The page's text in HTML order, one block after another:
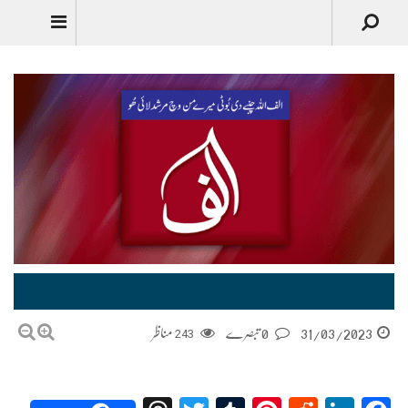
31/03/2023
243 مناظر